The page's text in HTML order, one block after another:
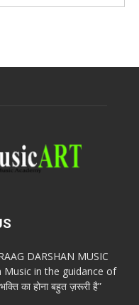
DARSHAN MUSIC
Music in the guidance of
का होना बहुत ज़रूरी है”